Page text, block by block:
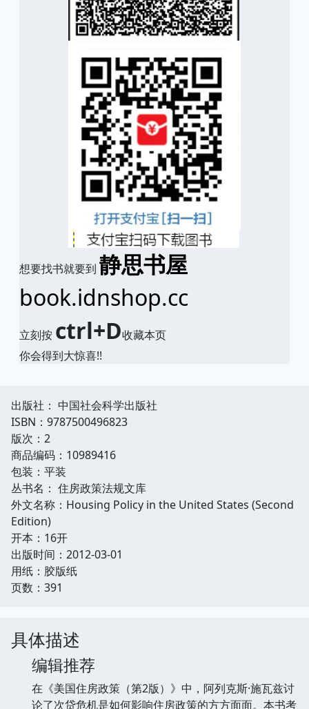
想要找书就要到 静思书屋
book.idnshop.cc
立刻按 ctrl+D收藏本页
你会得到大惊喜!!
出版社： 中国社会科学出版社
ISBN：9787500496823
版次：2
商品编码：10989416
包装：平装
丛书名： 住房政策法规文库
外文名称：Housing Policy in the United States (Second
Edition)
开本：16开
出版时间：2012-03-01
用纸：胶版纸
页数：391
具体描述
编辑推荐
在《美国住房政策（第2版）》中，阿列克斯·施瓦兹讨
论了次贷危机是如何影响住房政策的方方面面。本书考